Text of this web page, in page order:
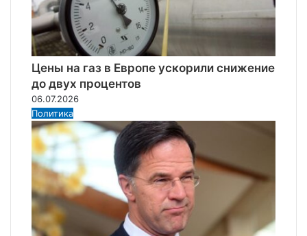
Цены на газ в Европе ускорили снижение
до двух процентов
06.07.2026
Политика